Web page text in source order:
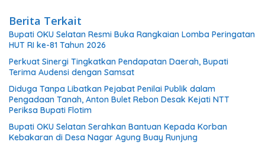
Berita Terkait
Bupati OKU Selatan Resmi Buka Rangkaian Lomba Peringatan
HUT RI ke-81 Tahun 2026
Perkuat Sinergi Tingkatkan Pendapatan Daerah, Bupati
Terima Audensi dengan Samsat
Diduga Tanpa Libatkan Pejabat Penilai Publik dalam
Pengadaan Tanah, Anton Bulet Rebon Desak Kejati NTT
Periksa Bupati Flotim
Bupati OKU Selatan Serahkan Bantuan Kepada Korban
Kebakaran di Desa Nagar Agung Buay Runjung